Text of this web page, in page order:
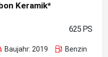
Keramik*
625 PS
Baujahr: 2019 Benzin